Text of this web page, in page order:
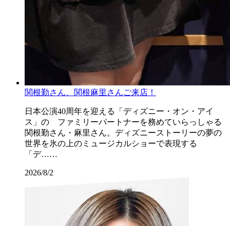
関根勤さん、関根麻里さんご来店！
日本公演40周年を迎える「ディズニー・オン・アイ
ス」の ファミリーパートナーを務めていらっしゃる
関根勤さん・麻里さん。ディズニーストーリーの夢の
世界を氷の上のミュージカルショーで表現する
「デ……
2026/8/2